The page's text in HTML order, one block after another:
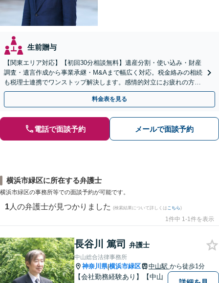
生前贈与
【関東エリア対応】【初回30分相談無料】遺産分割・使い込み・財産
調査・遺言作成から事業承継・M&Aまで幅広く対応。税金絡みの相続
も税理士連携でワンストップ解決します。感情的対立にお疲れの方や
紛争予防をご検討の方も、お気軽にご相談ください。
料金表を見る
電話で面談予約 メールで面談予約
横浜市緑区に所在する弁護士
横浜市緑区の事務所等での面談予約が可能です。
1 人の弁護士が見つかりました (検索結果について詳しくは こちら)
1件中 1-1件を表示
長谷川 篤司 弁護士
中山総合法律事務所
神奈川県|横浜市緑区 中山駅 から徒歩1分
【会社勤務経験あり】【中山